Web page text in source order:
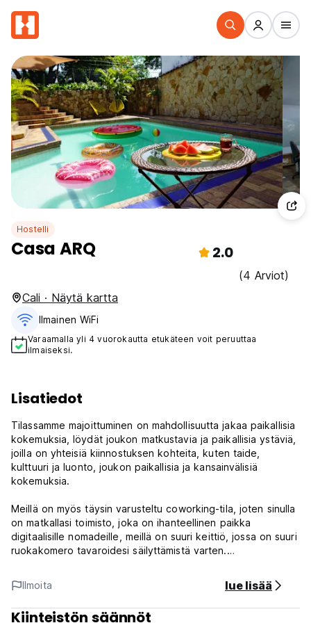
Hostelli
Casa ARQ 2.0
(4 Arviot)
Cali · Näytä kartta
Ilmainen WiFi
Varaamalla yli 4 vuorokautta etukäteen voit peruuttaa
ilmaiseksi.
Lisatiedot
Tilassamme majoittuminen on mahdollisuutta jakaa paikallisia
kokemuksia, löydät joukon matkustavia ja paikallisia ystäviä,
joilla on yhteisiä kiinnostuksen kohteita, kuten taide,
kulttuuri ja luonto, joukon paikallisia ja kansainvälisiä
kokemuksia.
Meillä on myös täysin varusteltu coworking-tila, joten sinulla
on matkallasi toimisto, joka on ihanteellinen paikka
digitaalisille nomadeille, meillä on suuri keittiö, jossa on suuri
ruokakomero tavaroidesi säilyttämistä varten.
Meillä on grillipaikka uima-altaan vieressä auringonottoon,
meiltä löytyy myös mattoja, jotta voit jatkaa joogarutiineja ja
hyvät tervehdykset auringolle meidän
terassille/aurinkoterassille kasvien ympäröimänä.
Ilmoita lue lisää
Kiinteistön säännöt